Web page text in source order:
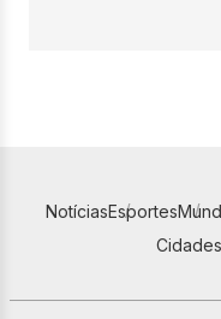
NotíciasEsportes
Cidades